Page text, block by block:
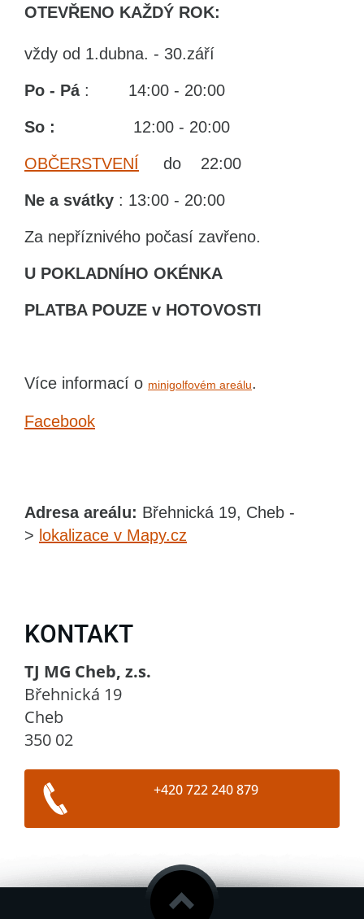
OTEVŘENO KAŽDÝ ROK:
vždy od 1.dubna. - 30.září
Po - Pá : 14:00 - 20:00
So : 12:00 - 20:00
OBČERSTVENÍ do 22:00
Ne a svátky : 13:00 - 20:00
Za nepříznivého počasí zavřeno.
U POKLADNÍHO OKÉNKA
PLATBA POUZE v HOTOVOSTI
Více informací o minigolfovém areálu.
Facebook
Adresa areálu: Břehnická 19, Cheb -
> lokalizace v Mapy.cz
KONTAKT
TJ MG Cheb, z.s.
Břehnická 19
Cheb
350 02
+420 722 240 879